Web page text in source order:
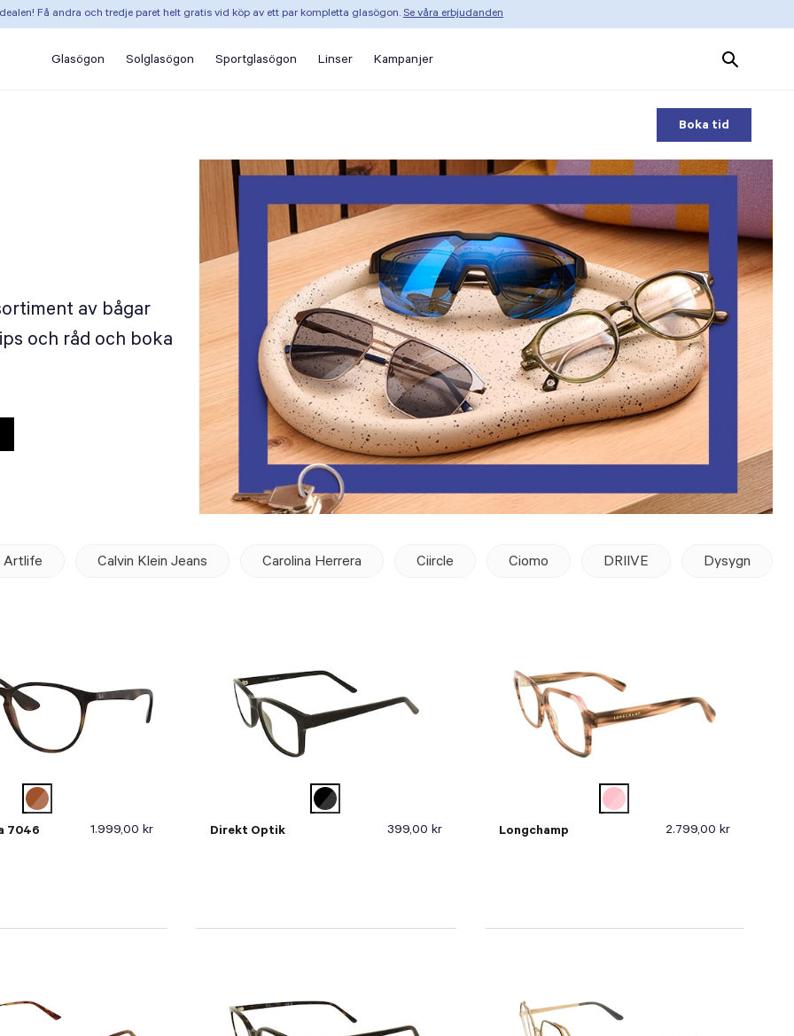
Få andra och tredje paret helt gratis vid köp av ett par kompletta glasögon. Se våra erbjudanden
Glasögon Solglasögon Sportglasögon Linser Kampanjer
Search
Products
Boka tid
av bågar
och råd och boka
Artlife Calvin Klein Jeans Carolina Herrera Ciircle Ciomo DRIIVE Dysygn
7046 1.999,00 kr Direkt Optik 399,00 kr Longchamp 2.799,00 kr